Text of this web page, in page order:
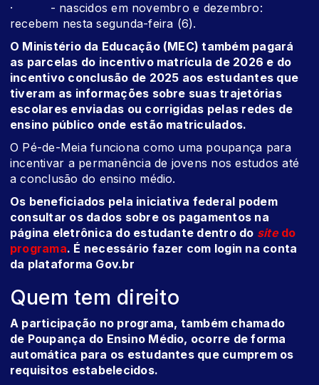
· - nascidos em novembro e dezembro:
recebem nesta segunda-feira (6).
O Ministério da Educação (MEC) também pagará
as parcelas do incentivo matrícula de 2026 e do
incentivo conclusão de 2025 aos estudantes que
tiveram as informações sobre suas trajetórias
escolares enviadas ou corrigidas pelas redes de
ensino público onde estão matriculados.
O Pé-de-Meia funciona como uma poupança para
incentivar a permanência de jovens nos estudos até
a conclusão do ensino médio.
Os beneficiados pela iniciativa federal podem
consultar os dados sobre os pagamentos na
página eletrônica do estudante dentro do sitedo
programa. É necessário fazer com login na conta
da plataforma Gov.br
Quem tem direito
A participação no programa, também chamado
de Poupança do Ensino Médio, ocorre de forma
automática para os estudantes que cumprem os
requisitos estabelecidos.